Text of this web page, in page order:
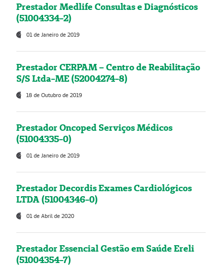
Prestador Medlife Consultas e Diagnósticos
(51004334-2)
01 de Janeiro de 2019
Prestador CERPAM – Centro de Reabilitação
S/S Ltda-ME (52004274-8)
18 de Outubro de 2019
Prestador Oncoped Serviços Médicos
(51004335-0)
01 de Janeiro de 2019
Prestador Decordis Exames Cardiológicos
LTDA (51004346-0)
01 de Abril de 2020
Prestador Essencial Gestão em Saúde Ereli
(51004354-7)